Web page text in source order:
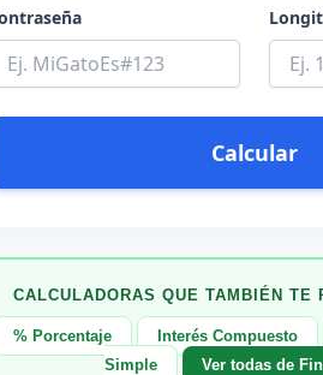
Calcular
CALCULADORAS QUE TAMBIÉN TE
% Porcentaje Interés Compuesto
Simple
Ver todas de